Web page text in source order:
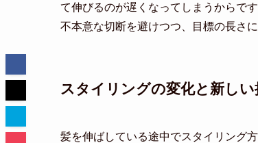
て伸びるのが遅くなってしまうからで
不本意な切断を避けつつ、目標の長さ
スタイリングの変化と新しい
髪を伸ばしている途中でスタイリング